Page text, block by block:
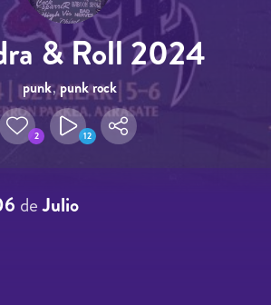
& Roll 2024
punk,punk rock
2 12
deJulio